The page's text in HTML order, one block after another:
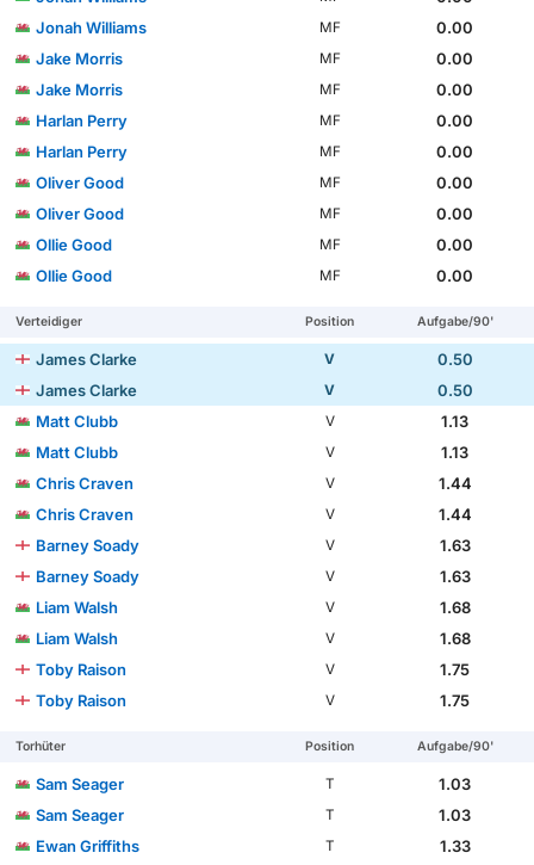
Jonah Williams
MF
0.00
Jake Morris
MF
0.00
Jake Morris
MF
0.00
Harlan Perry
MF
0.00
Harlan Perry
MF
0.00
Oliver Good
MF
0.00
Oliver Good
MF
0.00
Ollie Good
MF
0.00
Ollie Good
MF 0.00
Verteidiger Position Aufgabe/90'
James Clarke V
0.50
James Clarke
V
0.50
Matt Clubb
V
1.13
Matt Clubb
V
1.13
Chris Craven
V
1.44
Chris Craven
V
1.44
Barney Soady
V
1.63
Barney Soady
V
1.63
Liam Walsh
V
1.68
Liam Walsh
V
1.68
Toby Raison
V
1.75
Toby Raison
V 1.75
Torhüter Position Aufgabe/90'
Sam Seager T
1.03
Sam Seager
T
1.03
Ewan Griffiths
T
1.33